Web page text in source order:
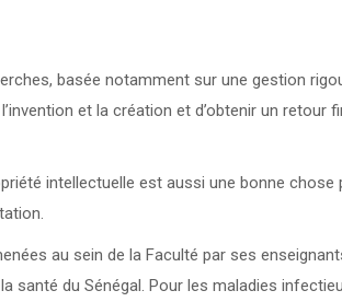
basée notamment sur une gestion
et la création et d’obtenir un
intellectuelle est aussi une bonne
au sein de la Faculté par ses
santé du Sénégal. Pour les maladies